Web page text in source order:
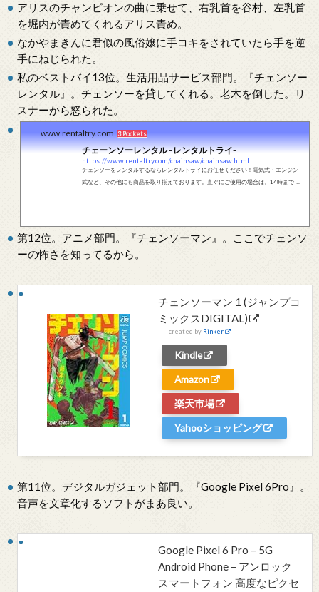
アリスのチャンピオンの曲に乗せて、右乳首を谷村、左乳首
を堀内が責めてくれるアリス責め。
なかやまきんに君似の風俗嬢に手コキをされていたら手を逆
手にねじられた。
私のベストバイ13位。生活用品サービス部門。『チェンソー
レンタル』。チェンソーを貸してくれる。老木を倒した。リ
スナーから怒られた。
www.rentaltry.com 3 Pockets
チェーンソーレンタル - レンタルトライ-
https://www.rentaltry.com/chainsaw/chainsaw.html
チェンソーをレンタルするならレンタルトライにお任せください！電気式・エンジン
式など、その他にも商品を取り揃えております。直ぐにご使用の場合は、14時まで に
第12位。アニメ部門。『チェンソーマン』。ここでチェンソ
ーの怖さを知ってるから。
チェンソーマン 1 (ジャンプコ
ミックスDIGITAL)
created by Rinker
Kindle
Amazon
楽天市場
Yahooショッピング
第11位。デジタルガジェット部門。『Google Pixel 6Pro』。
音声を文章化するソフトがまあ良い。
Google Pixel 6 Pro – 5G
Android Phone – アンロック
スマートフォン 高度なピクセ